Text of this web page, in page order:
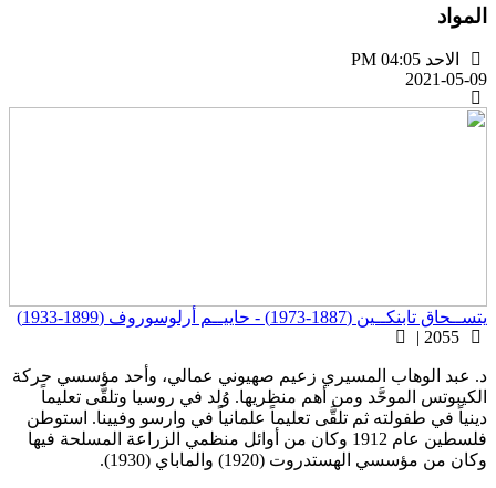
الاحد PM 04:05
2021-05-
تابنكــين (1887-1973) - حاييــم أرلوسوروف (1899-1933)
2055 |
عبد الوهاب المسيري زعيم صهيوني عمالي، وأحد مؤسسي حركة
الموحَّد ومن أهم منظريها. وُلد في روسيا وتلقَّى تعليماً
في طفولته ثم تلقَّى تعليماً علمانياً في وارسو وفيينا. استوطن
فلسطين عام 1912 وكان من أوائل منظمي الزراعة المسلحة فيها
من مؤسسي الهستدروت (1920) والماباي (1930).